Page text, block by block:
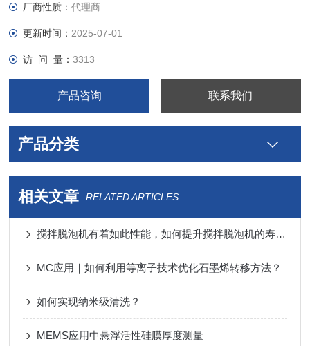
厂商性质：代理商
更新时间： 2025-07-01
访 问 量：3313
产品咨询 联系我们
产品分类
相关文章 RELATED ARTICLES
搅拌脱泡机有着如此性能，如何提升搅拌脱泡机的寿命成了关键
MC应用｜如何利用等离子技术优化石墨烯转移方法？
如何实现纳米级清洗？
MEMS应用中悬浮活性硅膜厚度测量